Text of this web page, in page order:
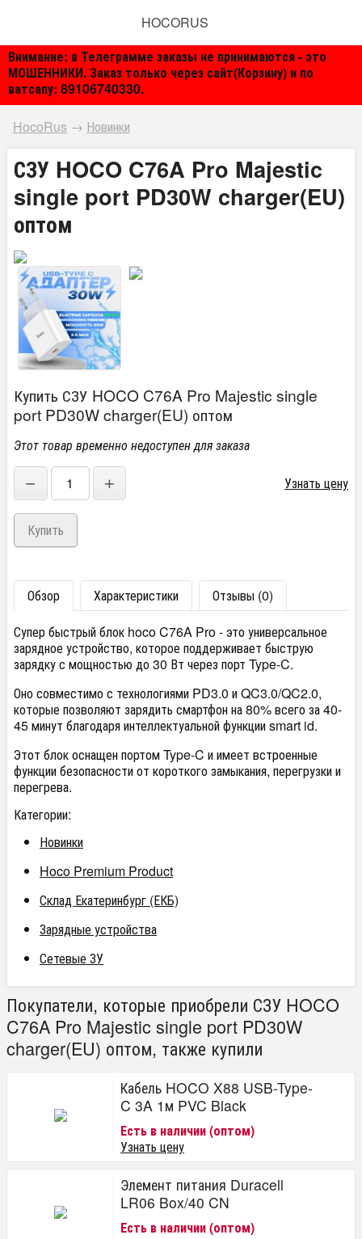
Внимание: в Телеграмме заказы не принимаются - это
МОШЕННИКИ. Заказ только через сайт(Корзину) и по
ватсапу: 89106740330.
HOCORUS
HocoRus → Новинки
СЗУ HOCO C76A Pro Majestic
single port PD30W charger(EU)
оптом
Купить СЗУ HOCO C76A Pro Majestic single
port PD30W charger(EU) оптом
Этот товар временно недоступен для заказа
− + Узнать цену
Обзор Характеристики
Отзывы (0)
Супер быстрый блок hoco C76A Pro - это универсальное
зарядное устройство, которое поддерживает быструю
зарядку с мощностью до 30 Вт через порт Type-C.
Оно совместимо с технологиями PD3.0 и QC3.0/QC2.0,
которые позволяют зарядить смартфон на 80% всего за 40-
45 минут благодаря интеллектуальной функции smart id.
Этот блок оснащен портом Type-C и имеет встроенные
функции безопасности от короткого замыкания, перегрузки и
перегрева.
Категории:
Новинки
Hoco Premium Product
Склад Екатеринбург (ЕКБ)
Зарядные устройства
Сетевые ЗУ
Покупатели, которые приобрели СЗУ HOCO
C76A Pro Majestic single port PD30W
charger(EU) оптом, также купили
Кабель HOCO X88 USB-Type-
C 3A 1м PVC Black
Есть в наличии (оптом)
Узнать цену
Элемент питания Duracell
LR06 Box/40 CN
Есть в наличии (оптом)